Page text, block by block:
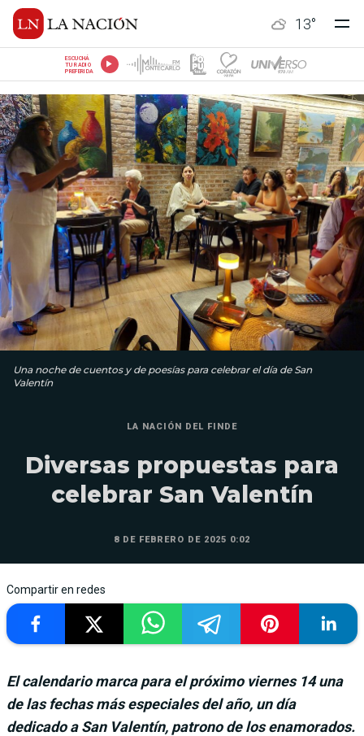
13°
ESCUCHÁ
TU RADIO
PREFERIDA
Una noche de cuentos y de poesías para celebrar el día de San
Valentín
LA NACIÓN DEL FINDE
Diversas propuestas para
celebrar San Valentín
8 DE FEBRERO DE 2025 0:02
Compartir en redes
El calendario marca para el próximo viernes 14 una
de las fechas más especiales del año, un día
dedicado a San Valentín, patrono de los enamorados.